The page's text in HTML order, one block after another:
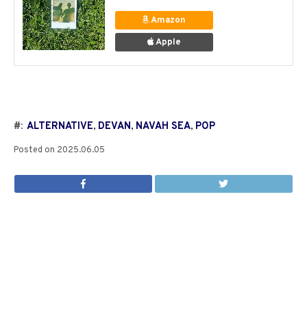
Amazon
Apple
#: ALTERNATIVE, DEVAN, NAVAH SEA, POP
Posted on 2025.06.05